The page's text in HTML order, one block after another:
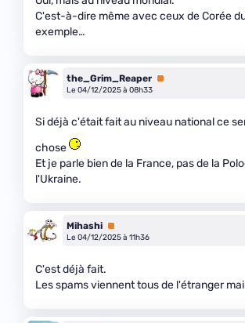
C'est-à-dire même avec ceux de Corée
exemple…
the_Grim_Reaper Premium
Le 04/12/2025 à 08h33
Si déjà c'était fait au niveau national ce
chose
Et je parle bien de la France, pas de la
l'Ukraine.
Mihashi Premium
Le 04/12/2025 à 11h36
C'est déjà fait.
Les spams viennent tous de l'étranger